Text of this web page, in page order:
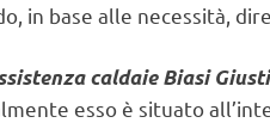
in base alle necessità,
caldaie Biasi
esso è situato